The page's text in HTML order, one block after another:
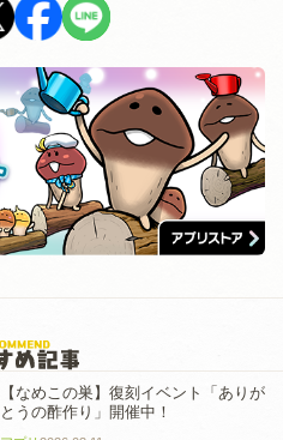
【なめこの巣】復刻イベント「ありが
とうの酢作り」開催中！